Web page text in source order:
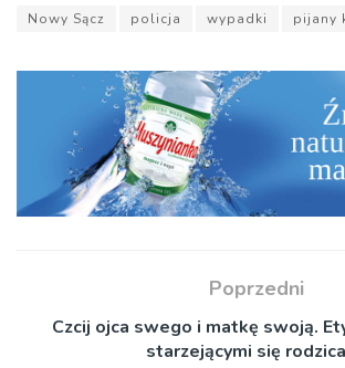
Nowy Sącz
policja wypadki pijany
Poprzedni
Czcij ojca swego i matkę swoją.
starzejącymi się